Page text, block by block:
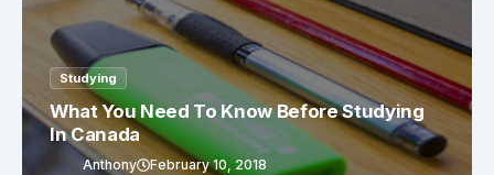
Studying
What You Need To Know Before Studying
In Canada
Anthony February 10, 2018